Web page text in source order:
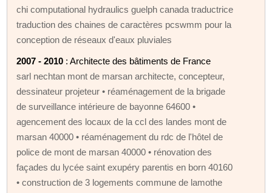
chi computational hydraulics guelph canada traductrice
traduction des chaines de caractères pcswmm pour la
conception de réseaux d'eaux pluviales
2007 - 2010 : Architecte des bâtiments de France
sarl nechtan mont de marsan architecte, concepteur,
dessinateur projeteur • réaménagement de la brigade
de surveillance intérieure de bayonne 64600 •
agencement des locaux de la ccl des landes mont de
marsan 40000 • réaménagement du rdc de l'hôtel de
police de mont de marsan 40000 • rénovation des
façades du lycée saint exupéry parentis en born 40160
• construction de 3 logements commune de lamothe